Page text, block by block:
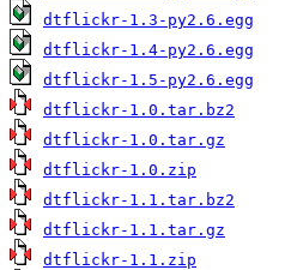
dtflickr-1.3-py2.6.egg
dtflickr-1.4-py2.6.egg
dtflickr-1.5-py2.6.egg
dtflickr-1.0.tar.bz2
dtflickr-1.0.tar.gz
dtflickr-1.0.zip
dtflickr-1.1.tar.bz2
dtflickr-1.1.tar.gz
dtflickr-1.1.zip